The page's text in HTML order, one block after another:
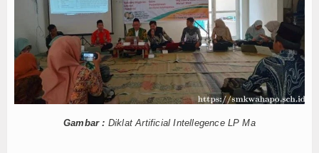
Psikologi
Opini
Kegiatan Sekolah
Keislaman
Gambar : Diklat Artificial Intellegence LP Ma